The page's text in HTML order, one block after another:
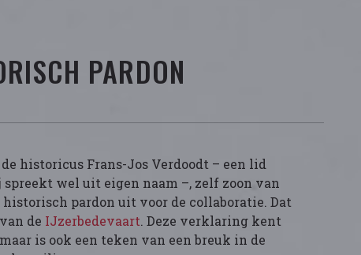
PARDON
historicus Frans-Jos Verdoodt – een lid
spreekt wel uit eigen naam –, zelf zoon van
historisch pardon uit voor de collaboratie. Dat
de IJzerbedevaart. Deze verklaring kent
is ook een teken van een breuk in de